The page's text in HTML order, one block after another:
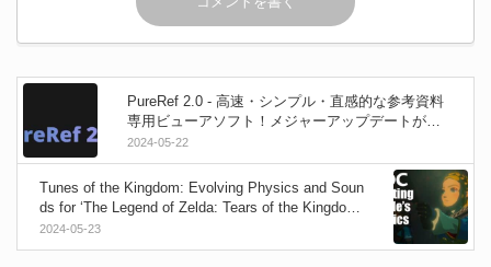
PureRef 2.0 - 高速・シンプル・直感的な参考資料
専用ビューアソフト！メジャーアップデートが公
開！UI一新！描画ツールやGifアニメ対応！リッチ
テキストエディタ！企業向け商用ライセンスなど
を新設！Win＆Mac＆Linux
2024-05-22
Tunes of the Kingdom: Evolving Physics and Soun
ds for ‘The Legend of Zelda: Tears of the Kingdom’
- GDC 2024で任天堂による『ゼルダの伝説 ティ
アーズ オブ ザ キングダム』の講演映像が公開！
2024-05-23